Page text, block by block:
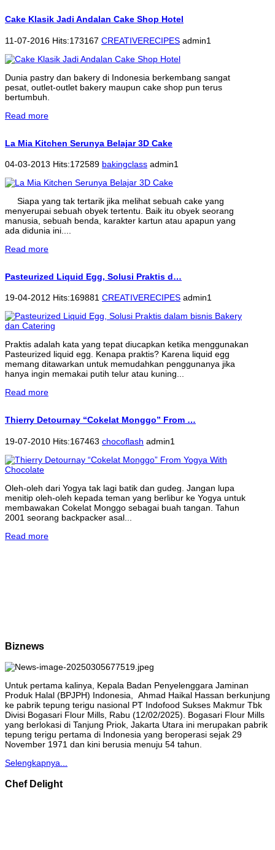
Cake Klasik Jadi Andalan Cake Shop Hotel
11-07-2016 Hits:173167 CREATIVERECIPES admin1
Dunia pastry dan bakery di Indonesia berkembang sangat
pesat, outlet-outlet bakery maupun cake shop pun terus
bertumbuh.
Read more
La Mia Kitchen Serunya Belajar 3D Cake
04-03-2013 Hits:172589 bakingclass admin1
Siapa yang tak tertarik jika melihat sebuah cake yang
menyerupai sebuah obyek tertentu. Baik itu obyek seorang
manusia, sebuah benda, karakter kartun atau apapun yang
ada didunia ini....
Read more
Pasteurized Liquid Egg, Solusi Praktis d…
19-04-2012 Hits:169881 CREATIVERECIPES admin1
Praktis adalah kata yang tepat diucapkan ketika menggunakan
Pasteurized liquid egg. Kenapa praktis? Karena liquid egg
memang ditawarkan untuk memudahkan penggunanya jika
hanya ingin memakai putih telur atau kuning...
Read more
Thierry Detournay “Cokelat Monggo” From …
19-07-2010 Hits:167463 chocoflash admin1
Oleh-oleh dari Yogya tak lagi batik dan gudeg. Jangan lupa
menitip oleh-oleh kepada teman yang berlibur ke Yogya untuk
membawakan Cokelat Monggo sebagai buah tangan. Tahun
2001 seorang backpacker asal...
Read more
Biznews
Untuk pertama kalinya, Kepala Badan Penyelenggara Jaminan
Produk Halal (BPJPH) Indonesia, Ahmad Haikal Hassan berkunjung
ke pabrik tepung terigu nasional PT Indofood Sukses Makmur Tbk
Divisi Bogasari Flour Mills, Rabu (12/02/2025). Bogasari Flour Mills
yang berlokasi di Tanjung Priok, Jakarta Utara ini merupakan pabrik
tepung terigu pertama di Indonesia yang beroperasi sejak 29
November 1971 dan kini berusia menuju 54 tahun.
Selengkapnya...
Chef Delight